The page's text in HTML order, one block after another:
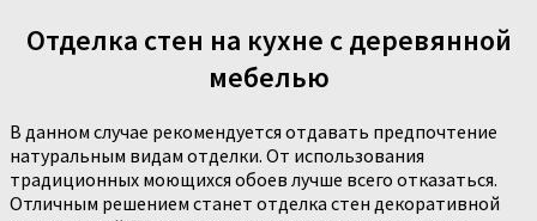
Отделка стен на кухне с деревянной
мебелью
В данном случае рекомендуется отдавать предпочтение
натуральным видам отделки. От использования
традиционных моющихся обоев лучше всего отказаться.
Отличным решением станет отделка стен декоративной